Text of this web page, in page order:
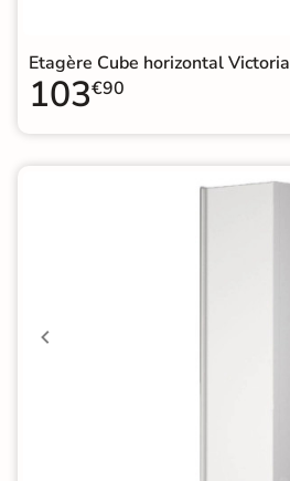
Etagère Cube horizontal Victoria
103€90